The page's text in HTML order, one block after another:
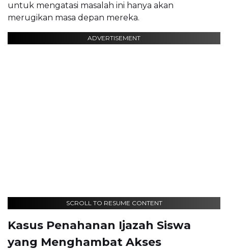
untuk mengatasi masalah ini hanya akan
merugikan masa depan mereka.
ADVERTISEMENT
SCROLL TO RESUME CONTENT
Kasus Penahanan Ijazah Siswa
yang Menghambat Akses